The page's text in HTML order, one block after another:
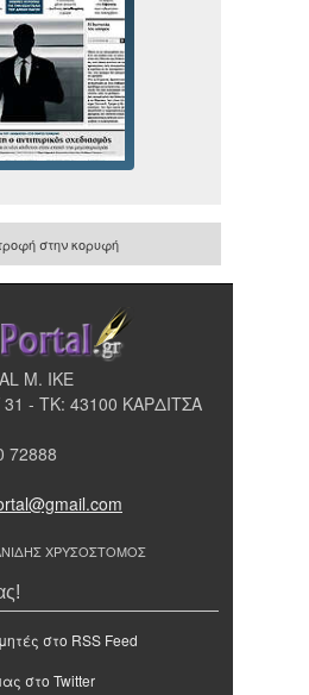
στην κορυφή
Μ. ΙΚΕ
- ΤΚ: 43100 ΚΑΡΔΙΤΣΑ
72888
ΧΡΥΣΟΣΤΟΜΟΣ
στο RSS Feed
στο Twitter